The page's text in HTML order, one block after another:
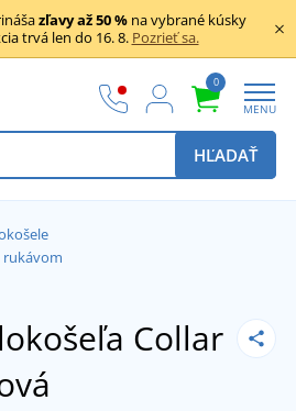
zľavy až 50 %na vybrané kúsky
trvá len do 16. 8. Pozrieť sa.
0
MENU
HĽADAŤ
rukávom
Collar